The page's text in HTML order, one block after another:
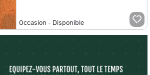
Occasion - Disponible